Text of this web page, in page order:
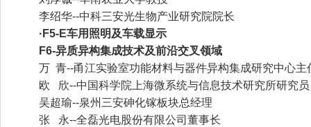
李绍华--中科三安光生物产业研究院院长
·F5-E车用照明及车载显示
F6-异质异构集成技术及前沿交叉领域
万 青--甬江实验室功能材料与器件异构集成研究中心主
欧 欣--中国科学院上海微系统与信息技术研究所研究员
吴超瑜--泉州三安砷化镓板块总经理
张 永--全磊光电股份有限公司董事长